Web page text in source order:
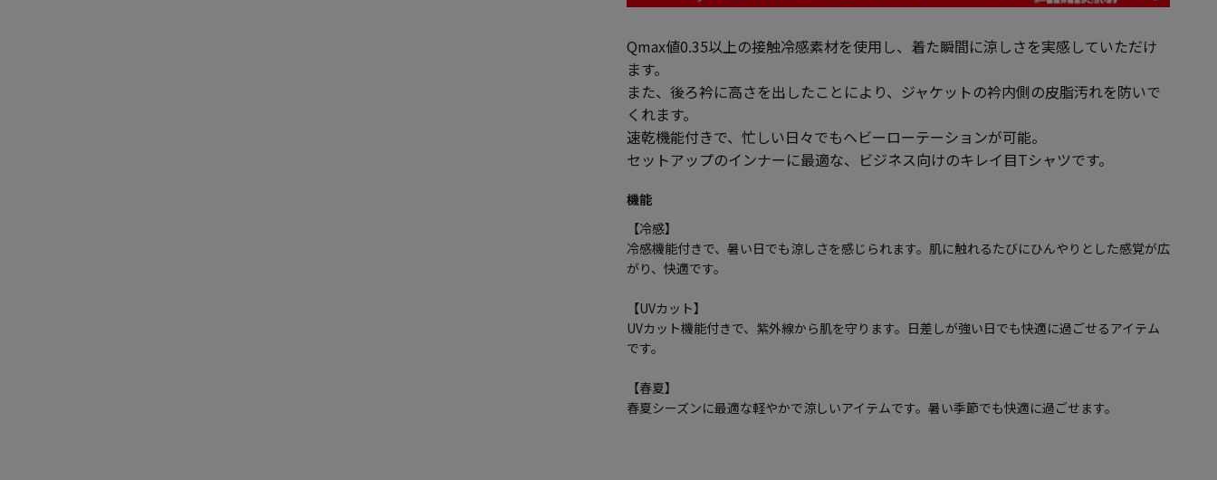
Qmax値0.35以上の接触冷感素材を使用し、着た瞬間に涼しさを実感していただけ
ます。
また、後ろ衿に高さを出したことにより、ジャケットの衿内側の皮脂汚れを防いで
くれます。
速乾機能付きで、忙しい日々でもヘビーローテーションが可能。
セットアップのインナーに最適な、ビジネス向けのキレイ目Tシャツです。
機能
【冷感】
冷感機能付きで、暑い日でも涼しさを感じられます。肌に触れるたびにひんやりとした感覚が広
がり、快適です。
【UVカット】
UVカット機能付きで、紫外線から肌を守ります。日差しが強い日でも快適に過ごせるアイテム
です。
【春夏】
春夏シーズンに最適な軽やかで涼しいアイテムです。暑い季節でも快適に過ごせます。